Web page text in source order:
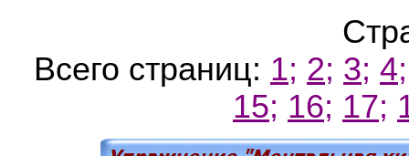
Всего страниц: 1; 2; 3; 4;
15; 16; 17;